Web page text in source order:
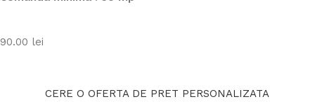
90.00 lei
CERE O OFERTA DE PRET PERSONALIZATA